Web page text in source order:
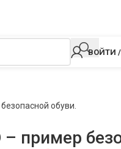
ВОЙТИ
обуви.
пример